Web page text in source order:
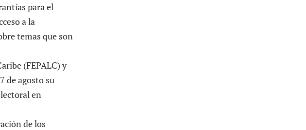
para el
a la
temas que son
(FEPALC) y
de agosto su
en
de los